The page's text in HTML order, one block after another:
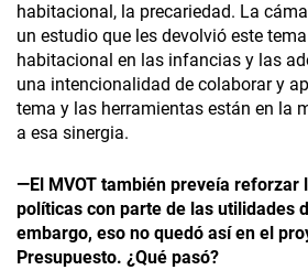
habitacional, la precariedad. La
un estudio que les devolvió este
habitacional en las infancias y las
una intencionalidad de colaborar y
tema y las herramientas están en la
a esa sinergia.
—El MVOT también preveía reforzar
políticas con parte de las utilidades
embargo, eso no quedó así en el
Presupuesto. ¿Qué pasó?